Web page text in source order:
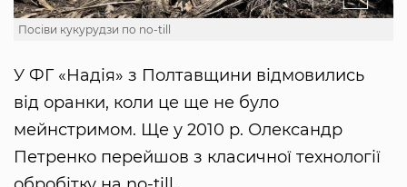
Посіви кукурудзи по no-till
У ФГ «Надія» з Полтавщини відмовились
від оранки, коли це ще не було
мейнстримом. Ще у 2010 р. Олександр
Петренко перейшов з класичної технології